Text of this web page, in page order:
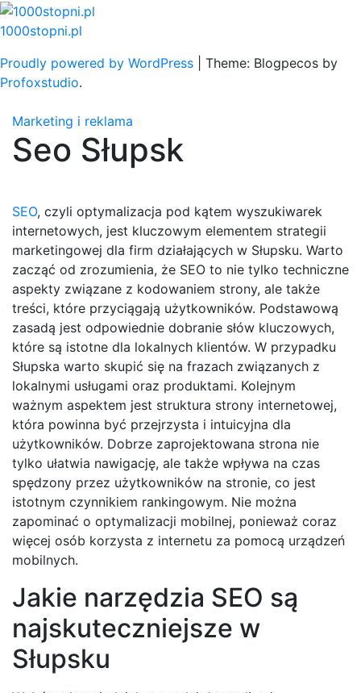
Skip
to
1000stopni.pl
Proudly powered by WordPress
Theme: Blogpecos by
Profoxstudio.
Marketing i reklama
Seo Słupsk
SEO, czyli optymalizacja pod kątem wyszukiwarek
internetowych, jest kluczowym elementem strategii
marketingowej dla firm działających w Słupsku. Warto
zacząć od zrozumienia, że SEO to nie tylko techniczne
aspekty związane z kodowaniem strony, ale także
treści, które przyciągają użytkowników. Podstawową
zasadą jest odpowiednie dobranie słów kluczowych,
które są istotne dla lokalnych klientów. W przypadku
Słupska warto skupić się na frazach związanych z
lokalnymi usługami oraz produktami. Kolejnym
ważnym aspektem jest struktura strony internetowej,
która powinna być przejrzysta i intuicyjna dla
użytkowników. Dobrze zaprojektowana strona nie
tylko ułatwia nawigację, ale także wpływa na czas
spędzony przez użytkowników na stronie, co jest
istotnym czynnikiem rankingowym. Nie można
zapominać o optymalizacji mobilnej, ponieważ coraz
więcej osób korzysta z internetu za pomocą urządzeń
mobilnych.
Jakie narzędzia SEO są
najskuteczniejsze w
Słupsku